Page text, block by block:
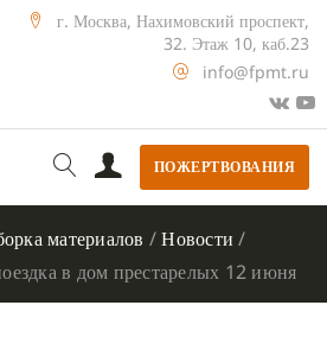
г. Москва, Нахимовский проспект,
32. Этаж 10, каб.23
info@fpmt.ru
ПОЖЕРТВОВАНИЯ
материалов /Новости /
в дом престарелых 12 июня